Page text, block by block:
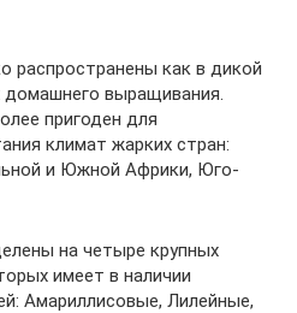
распространены как в дикой
домашнего выращивания.
пригоден для
климат жарких стран:
и Южной Африки, Юго-
на четыре крупных
имеет в наличии
Амариллисовые, Лилейные,